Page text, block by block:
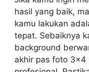
hasil yang baik,
kamu lakukan
tepat. Sebaiknya
background
akhir pas foto 3×4